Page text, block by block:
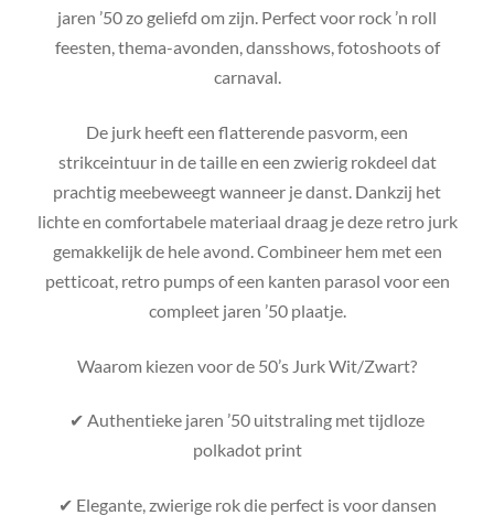
jaren ’50 zo geliefd om zijn. Perfect voor rock ’n roll
feesten, thema-avonden, dansshows, fotoshoots of
carnaval.
De jurk heeft een flatterende pasvorm, een
strikceintuur in de taille en een zwierig rokdeel dat
prachtig meebeweegt wanneer je danst. Dankzij het
lichte en comfortabele materiaal draag je deze retro jurk
gemakkelijk de hele avond. Combineer hem met een
petticoat, retro pumps of een kanten parasol voor een
compleet jaren ’50 plaatje.
Waarom kiezen voor de 50’s Jurk Wit/Zwart?
✔ Authentieke jaren ’50 uitstraling met tijdloze
polkadot print
✔ Elegante, zwierige rok die perfect is voor dansen